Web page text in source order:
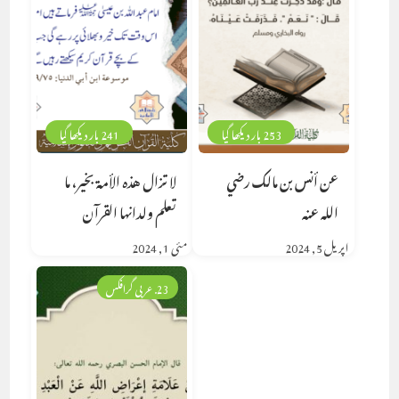
241 بار دیکھا گیا
لا تزال هذه الأمة بخير، ما
تعلم ولدانها القرآن
مئی 1, 2024
253 بار دیکھا گیا
عن أنس بن مالك رضي
الله عنه
اپریل 5, 2024
23. عربی گرافکس